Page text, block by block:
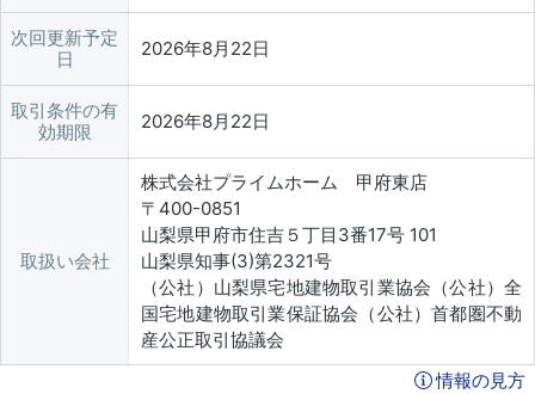
次回更新予定
日
2026年8月22日
取引条件の有
効期限
2026年8月22日
取扱い会社
株式会社プライムホーム 甲府東店
〒400-0851
山梨県甲府市住吉５丁目3番17号 101
山梨県知事(3)第2321号
（公社）山梨県宅地建物取引業協会（公社）全
国宅地建物取引業保証協会（公社）首都圏不動
産公正取引協議会
情報の見方